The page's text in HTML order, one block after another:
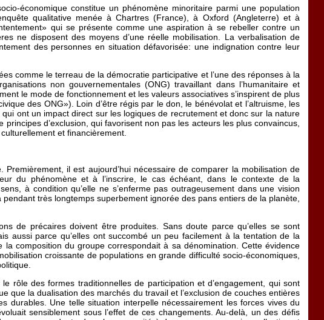
économique constitue un phénomène minoritaire parmi une population
qualitative menée à Chartres (France), à Oxford (Angleterre) et à
qui se présente comme une aspiration à se rebeller contre un
ne disposent des moyens d’une réelle mobilisation. La verbalisation de
des personnes en situation défavorisée: une indignation contre leur
comme le terreau de la démocratie participative et l’une des réponses à la
non gouvernementales (ONG) travaillant dans l’humanitaire et
le mode de fonctionnement et les valeurs associatives s’inspirent de plus
des ONG»). Loin d’être régis par le don, le bénévolat et l’altruisme, les
ont un impact direct sur les logiques de recrutement et donc sur la nature
d’exclusion, qui favorisent non pas les acteurs les plus convaincus,
et financièrement.
il est aujourd’hui nécessaire de comparer la mobilisation de
du phénomène et à l’inscrire, le cas échéant, dans le contexte de la
à condition qu’elle ne s’enferme pas outrageusement dans une vision
très longtemps superbement ignorée des pans entiers de la planète,
de précaires doivent être produites. Sans doute parce qu’elles se sont
aussi parce qu’elles ont succombé un peu facilement à la tentation de la
composition du groupe correspondait à sa dénomination. Cette évidence
croissante de populations en grande difficulté socio-économiques,
rôle des formes traditionnelles de participation et d’engagement, qui sont
que la dualisation des marchés du travail et l’exclusion de couches entières
durables. Une telle situation interpelle nécessairement les forces vives du
sensiblement sous l’effet de ces changements. Au-delà, un des défis